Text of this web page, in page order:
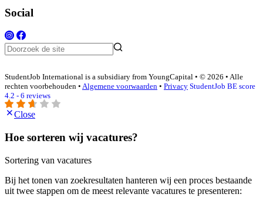
Social
StudentJob International is a subsidiary from YoungCapital • © 2026 • Alle
rechten voorbehouden • Algemene voorwaarden • Privacy StudentJob BE score
4.2 - 6 reviews
Close
Hoe sorteren wij vacatures?
Sortering van vacatures
Bij het tonen van zoekresultaten hanteren wij een proces bestaande
uit twee stappen om de meest relevante vacatures te presenteren: